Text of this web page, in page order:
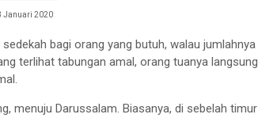
Januari 2020
bagi orang yang butuh, walau jumlahnya
terlihat tabungan amal, orang tuanya langsung
menuju Darussalam. Biasanya, di sebelah timur